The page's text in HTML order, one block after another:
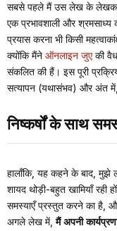
सबसे पहले मैं उस लेख के लेखक,
एक प्रभावशाली और श्रमसाध्य
प्रयास करना भी किसी
क्योंकि मैंने ऑनलाइन जुएकी
संकलित की हैं। इस पूरी
सत्यापन (यथासंभव) और अंत
निष्कर्षों के साथ
हालाँकि, यह कहने के बाद, मुझे
शायद थोड़ी-बहुत खामियाँ रही
समस्याएँ प्रस्तुत करने का है,
अगले लेख में,मैं अपनी